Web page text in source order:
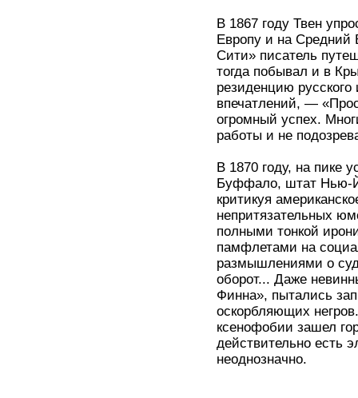
В 1867 году Твен
Европу и на Средний
Сити» писатель
тогда побывал и в
резиденцию
впечатлений, —
огромный успех.
работы и не
В 1870 году, на пике
Буффало, штат Нью-
критикуя
непритязательных
полными тонкой
памфлетами на
размышлениями о
оборот... Даже
Финна», пытались
оскорбляющих
ксенофобии зашел
действительно есть
неоднозначно.